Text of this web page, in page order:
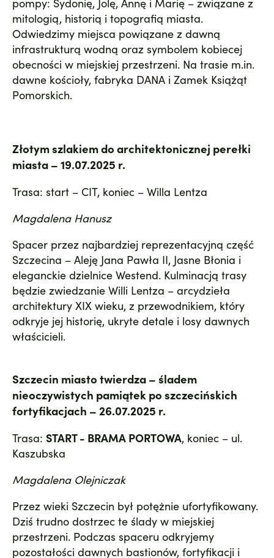
mitologią, historią i topografią miasta.
Odwiedzimy miejsca powiązane z dawną
infrastrukturą wodną oraz symbolem kobiecej
obecności w miejskiej przestrzeni. Na trasie m.in.
dawne kościoły, fabryka DANA i Zamek Książąt
Pomorskich.
Złotym szlakiem do architektonicznej perełki
miasta – 19.07.2025 r.
Trasa: start – CIT, koniec – Willa Lentza
Magdalena Hanusz
Spacer przez najbardziej reprezentacyjną część
Szczecina – Aleję Jana Pawła II, Jasne Błonia i
eleganckie dzielnice Westend. Kulminacją trasy
będzie zwiedzanie Willi Lentza – arcydzieła
architektury XIX wieku, z przewodnikiem, który
odkryje jej historię, ukryte detale i losy dawnych
właścicieli.
Szczecin miasto twierdza – śladem
nieoczywistych pamiątek po szczecińskich
fortyfikacjach – 26.07.2025 r.
Trasa: START - BRAMA PORTOWA, koniec – ul.
Kaszubska
Magdalena Olejniczak
Przez wieki Szczecin był potężnie ufortyfikowany.
Dziś trudno dostrzec te ślady w miejskiej
przestrzeni. Podczas spaceru odkryjemy
pozostałości dawnych bastionów, fortyfikacji i